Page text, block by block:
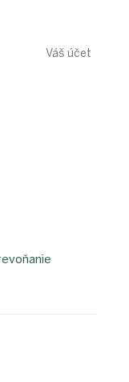
Váš účet